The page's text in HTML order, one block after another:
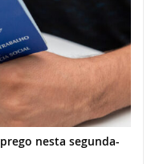
nesta segunda-